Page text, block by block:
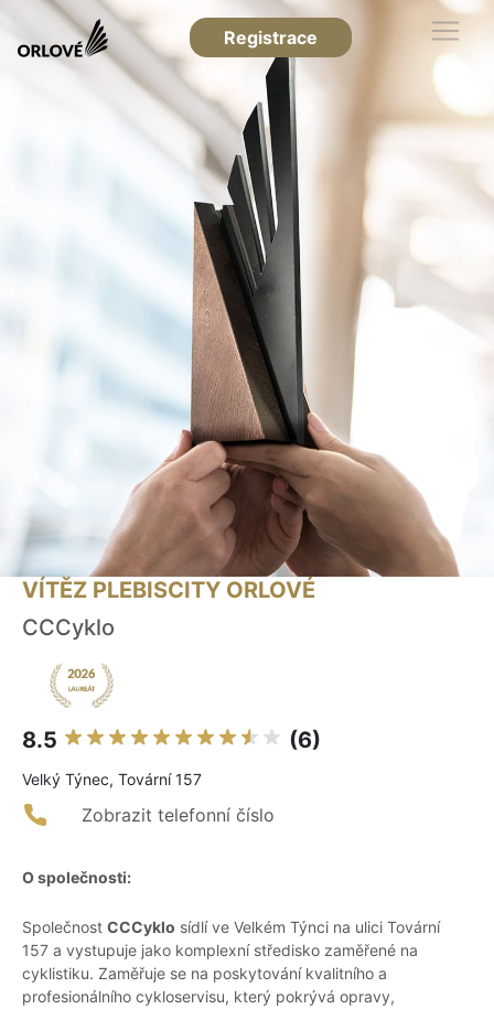
Registrace
VÍTĚZ PLEBISCITY ORLOVÉ
CCCyklo
8.5 (6)
Velký Týnec, Tovární 157
Zobrazit telefonní číslo
O společnosti:
Společnost CCCyklo sídlí ve Velkém Týnci na ulici Tovární
157 a vystupuje jako komplexní středisko zaměřené na
cyklistiku. Zaměřuje se na poskytování kvalitního a
profesionálního cykloservisu, který pokrývá opravy,